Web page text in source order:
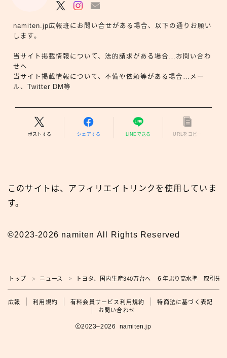
広報
namiten.jp広報班にお問い合せがある場合、以下の通りお願い
します。
当サイト掲載情報について、法的請求がある場合…お問い合わ
せへ
当サイト掲載情報について、不備や依頼等がある場合…メー
ル、Twitter DM等
ポストする シェアする LINEで送る URLをコピー
このサイトは、アフィリエイトリンクを使用していま
す。
©2023-2026 namiten All Rights Reserved
トップ ＞ ニュース ＞ トヨタ、国内生産340万台へ ６年ぶり高水準 取引先
広報 利用規約 有料会員サービス利用規約
特商法に基づく表記
お問い合わせ
2023–2026 namiten.jp